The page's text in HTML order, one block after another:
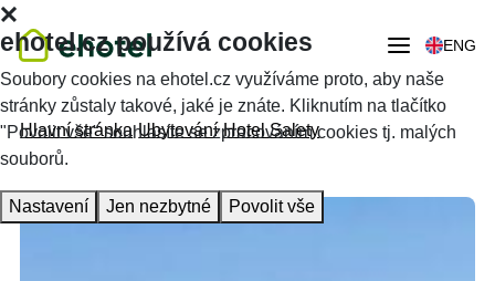
ENG
Hlavní stránka Ubytování Hotel Salety
ehotel.cz používá cookies
Soubory cookies na ehotel.cz využíváme proto, aby naše
stránky zůstaly takové, jaké je znáte. Kliknutím na tlačítko
"Povolit vše" souhlasíte se zpracováním cookies tj. malých
souborů.
Nastavení Jen nezbytné Povolit vše